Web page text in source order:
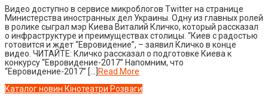
Видео доступно в сервисе микроблогов Twitter на странице
Министерства иностранных дел Украины. Одну из главных ролей
в ролике сыграл мэр Киева Виталий Кличко, который рассказал
о инфраструктуре и преимуществах столицы. “Киев с радостью
готовится и ждет “Евровидение”, – заявил Кличко в конце
видео. ЧИТАЙТЕ: Кличко рассказал о подготовке Киева к
конкурсу “Евровидение-2017” Напомним, что
“Евровидение-2017” […]
Read More
Каталог новин Кінотеатри Розваги